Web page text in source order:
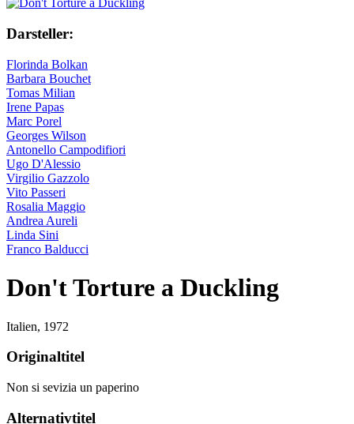
Darsteller:
Florinda Bolkan
Barbara Bouchet
Tomas Milian
Irene Papas
Marc Porel
Georges Wilson
Antonello Campodifiori
Ugo D'Alessio
Virgilio Gazzolo
Vito Passeri
Rosalia Maggio
Andrea Aureli
Linda Sini
Franco Balducci
Don't Torture a Duckling
Italien, 1972
Originaltitel
Non si sevizia un paperino
Alternativtitel